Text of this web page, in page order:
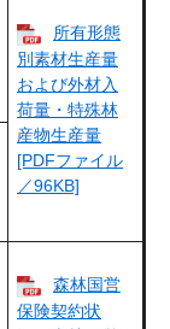
所有形態
別素材生産量
および外材入
荷量・特殊林
産物生産量
[PDFファイル
／96KB]
森林国営
保険契約状